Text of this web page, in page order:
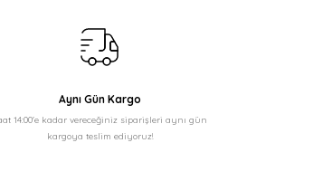
Aynı Gün Kargo
14:00'e kadar vereceğiniz siparişleri aynı gün
kargoya teslim ediyoruz!